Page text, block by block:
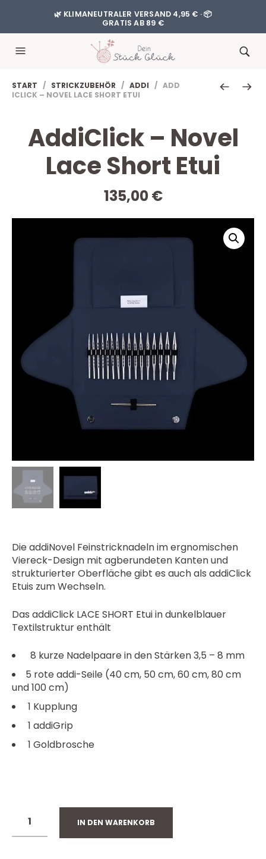
🌿 KLIMANEUTRALER VERSAND 4,95 € · 📦
GRATIS AB 89 €
START / STRICKZUBEHÖR / ADDI / ADD
ICLICK – NOVEL LACE SHORT ETUI
AddiClick – Novel
Lace Short Etui
135,00€
Die addiNovel Feinstricknadeln im ergnomischen
Viereck-Design mit agberundeten Kanten und
strukturierter Oberfläche gibt es auch als addiClick
Etuis zum Wechseln.
Das addiClick LACE SHORT Etui in dunkelblauer
Textilstruktur enthält
8 kurze Nadelpaare in den Stärken 3,5 – 8 mm
5 rote addi-Seile (40 cm, 50 cm, 60 cm, 80 cm
und 100 cm)
1 Kupplung
1 addiGrip
1 Goldbrosche
IN DEN WARENKORB